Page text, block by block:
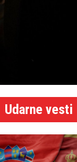
Udarne vesti